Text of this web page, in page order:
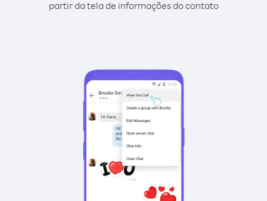
partir da tela de informações do contato